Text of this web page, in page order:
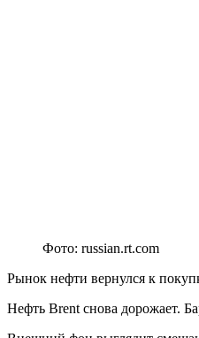
Фото: russian.rt.com
Рынок нефти вернулся к
Нефть Brent снова дорожает.